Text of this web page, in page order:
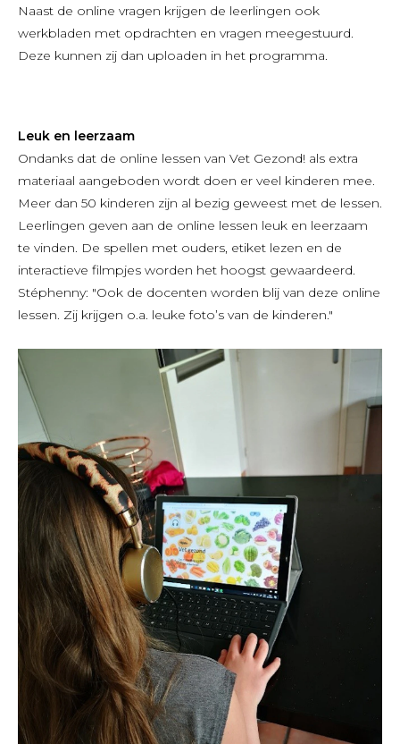
Naast de online vragen krijgen de leerlingen ook
werkbladen met opdrachten en vragen meegestuurd.
Deze kunnen zij dan uploaden in het programma.
Leuk en leerzaam
Ondanks dat de online lessen van Vet Gezond! als extra
materiaal aangeboden wordt doen er veel kinderen mee.
Meer dan 50 kinderen zijn al bezig geweest met de lessen.
Leerlingen geven aan de online lessen leuk en leerzaam
te vinden. De spellen met ouders, etiket lezen en de
interactieve filmpjes worden het hoogst gewaardeerd.
Stéphenny: "Ook de docenten worden blij van deze online
lessen. Zij krijgen o.a. leuke foto’s van de kinderen."